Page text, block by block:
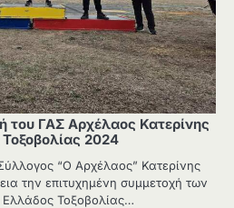
του ΓΑΣ Αρχέλαος Κατερίνης
2024
“Ο Αρχέλαος” Κατερίνης
την επιτυχημένη συμμετοχή των
Τοξοβολίας…